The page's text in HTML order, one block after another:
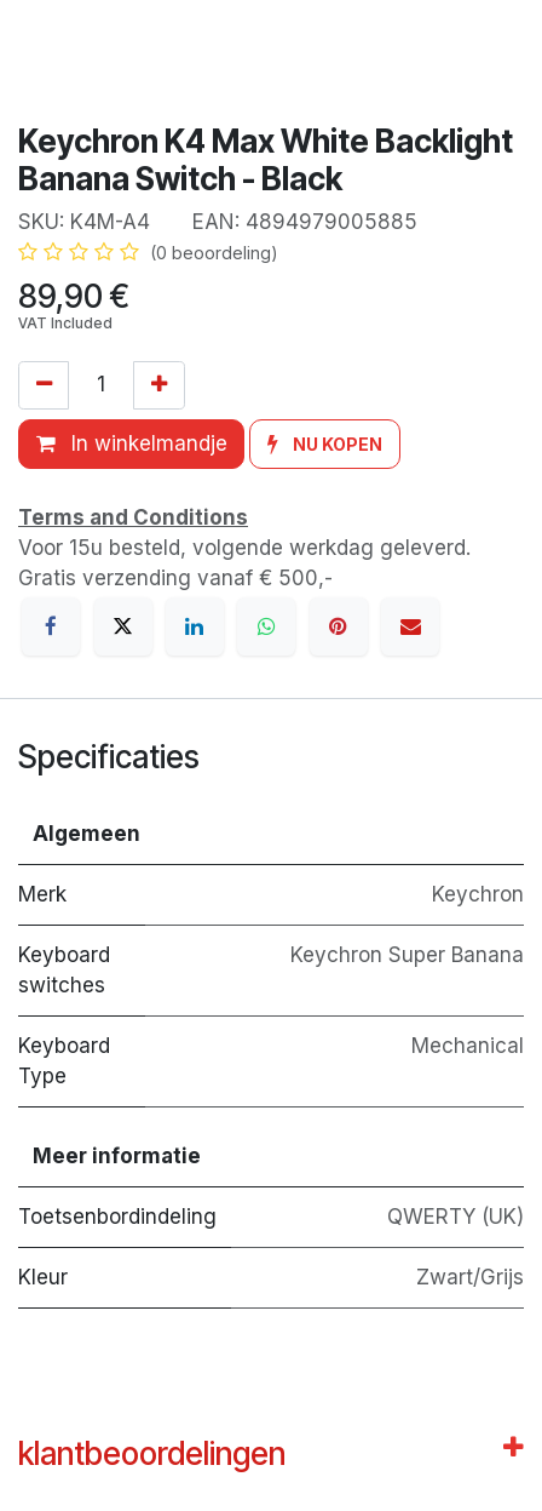
Keychron K4 Max White Backlight
Banana Switch - Black
SKU: K4M-A4 EAN: 4894979005885
(0 beoordeling)
89,90€
VAT Included
In winkelmandje NU KOPEN
Terms and Conditions
Voor 15u besteld, volgende werkdag geleverd.
Gratis verzending vanaf € 500,-
Specificaties
Algemeen
Merk Keychron
Keyboard
switches
Keychron Super Banana
Keyboard
Type
Mechanical
Meer informatie
Toetsenbordindeling QWERTY (UK)
Kleur Zwart/Grijs
klantbeoordelingen